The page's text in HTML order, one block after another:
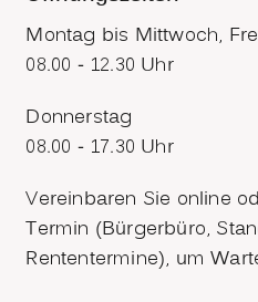
Montag bis Mittwoch,
08.00 - 12.30 Uhr
Donnerstag
08.00 - 17.30 Uhr
Vereinbaren Sie online
Termin (Bürgerbüro,
Rententermine), um